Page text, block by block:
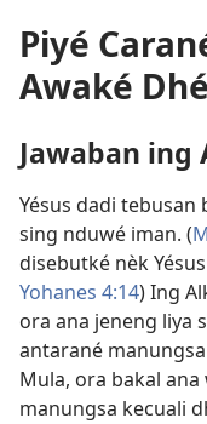
Piyé
Awaké
Jawaban ing
Yésus dadi
sing nduwé iman. (
disebutké nèk
Yohanes 4:​14) Ing
ora ana jeneng liya
antarané
Mula, ora bakal
manungsa kecuali